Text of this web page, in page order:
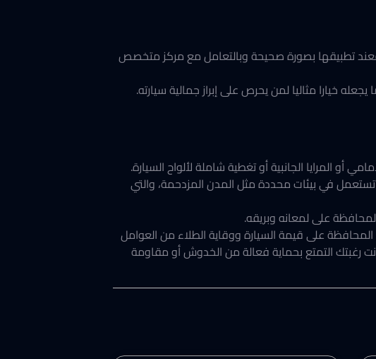
تطبيقها بصورة صحيحة وبالتعامل مع مركز متخصص
خيارا مثاليا لمن يحرص على إبراز جمالية سيارته.
أو المرايا الجانبية أو تغطية شاملة لألواح السيارة.
تستعمل في بيئات محددة مثل المدن المزدحمة، والتي
على لمعانه وبريقه.
على قيمة السيارة ووقاية الطلاء من العوامل
رغبتك التمتع بحماية فعالة من الخدوش أو مقاومة